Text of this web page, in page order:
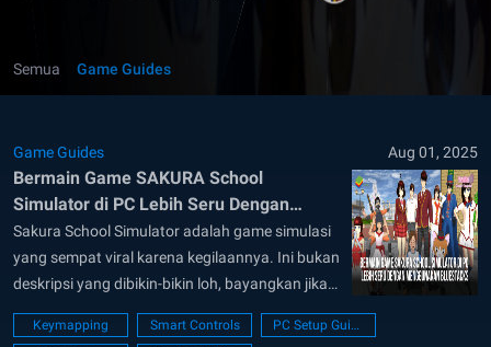
Semua Game Guides
Game Guides Aug 01, 2025
Bermain Game SAKURA School
Simulator di PC Lebih Seru Dengan
Menggunakan BlueStacks
Sakura School Simulator adalah game simulasi
yang sempat viral karena kegilaannya. Ini bukan
deskripsi yang dibikin-bikin loh, bayangkan jika
kamu jadi murid baru di sekolah dan tiba-tiba,
selagi kamu belajar, datanglah alien yang ingin
Keymapping Smart Controls
PC Setup Guide